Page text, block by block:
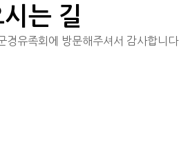
는 길
경유족회에 방문해주셔서 감사합니다